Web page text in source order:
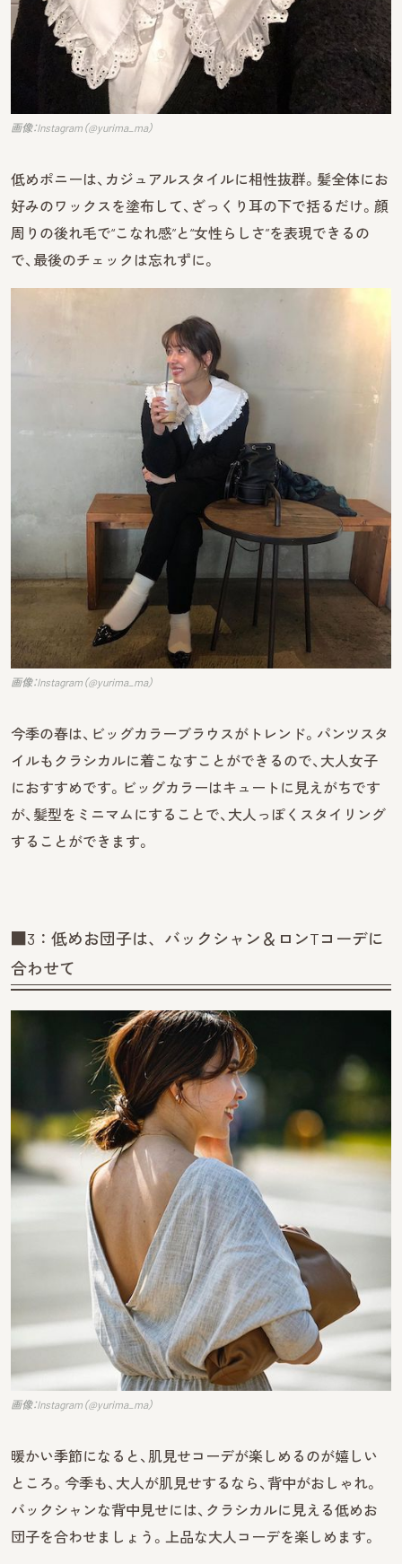
画像：Instagram（@yurima_ma）
低めポニーは、カジュアルスタイルに相性抜群。髪全体にお
好みのワックスを塗布して、ざっくり耳の下で括るだけ。顔
周りの後れ毛で“こなれ感”と“女性らしさ”を表現できるの
で、最後のチェックは忘れずに。
画像：Instagram（@yurima_ma）
今季の春は、ビッグカラーブラウスがトレンド。パンツスタ
イルもクラシカルに着こなすことができるので、大人女子
におすすめです。ビッグカラーはキュートに見えがちです
が、髪型をミニマムにすることで、大人っぽくスタイリング
することができます。
■3：低めお団子は、バックシャン＆ロンTコーデに
合わせて
画像：Instagram（@yurima_ma）
暖かい季節になると、肌見せコーデが楽しめるのが嬉しい
ところ。今季も、大人が肌見せするなら、背中がおしゃれ。
バックシャンな背中見せには、クラシカルに見える低めお
団子を合わせましょう。上品な大人コーデを楽しめます。